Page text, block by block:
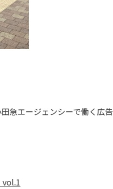
急エージェンシーで働く広告
vol.1